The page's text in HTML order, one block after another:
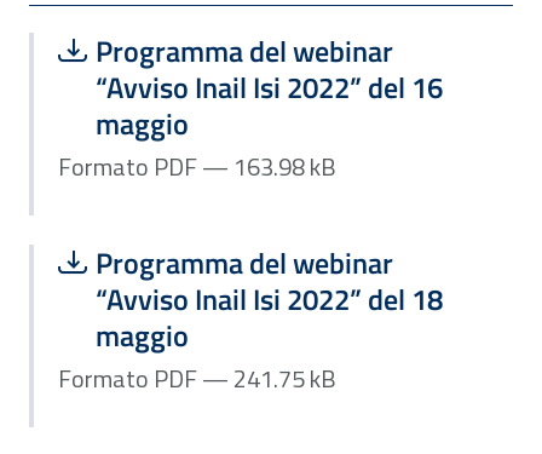
Scarica file:
Programma del webinar
“Avviso Inail Isi 2022” del 16
maggio
Formato PDF — Dimensione 163.98 kB
Formato PDF — 163.98 kB
Scarica file:
Programma del webinar
“Avviso Inail Isi 2022” del 18
maggio
Formato PDF — Dimensione 241.75 kB
Formato PDF — 241.75 kB